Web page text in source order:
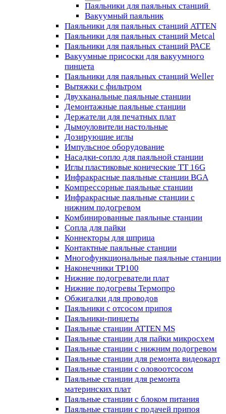
Паяльники для паяльных станций
Вакуумный паяльник
Паяльники для паяльных станций ATTEN
Паяльники для паяльных станций Metcal
Паяльники для паяльных станций PACE
Вакуумные присоски для вакуумного
пинцета
Паяльники для паяльных станций Weller
Вытяжки с фильтром
Двухканальные паяльные станции
Демонтажные паяльные станции
Держатели для печатных плат
Дымоуловители настольные
Дозирующие иглы
Импульсное оборудование
Насадки-сопло для паяльной станции
Иглы пластиковые конические TT 16G
Инфракрасные паяльные станции BGA
Компрессорные паяльные станции
Инфракрасные паяльные станции с
нижним подогревом
Комбинированные паяльные станции
Сопла для пайки
Коннекторы для шприца
Контактные паяльные станции
Многофункциональные паяльные станции
Наконечники TP100
Нижние подогреватели плат
Нижние подогревы Термопро
Обжигалки для проводов
Паяльники с отсосом припоя
Паяльники-пинцеты
Паяльные станции ATTEN MS
Паяльные станции для пайки микросхем
Паяльные станции с нижним подогревом
Паяльные станции для ремонта видеокарт
Паяльные станции с оловоотсосом
Паяльные станции для ремонта
материнских плат
Паяльные станции с блоком питания
Паяльные станции с подачей припоя